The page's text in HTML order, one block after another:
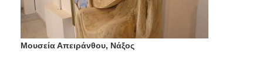
Μουσεία Απειράνθου, Νάξος